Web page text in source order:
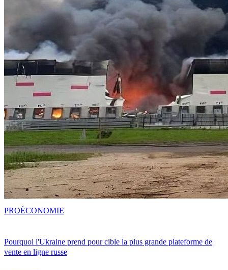
Pourquoi l'Ukraine prend pour cible la plus grande plateforme de
vente en ligne russe
PROÉCONOMIE